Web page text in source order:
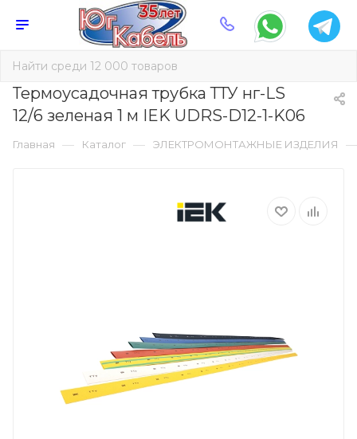
Термоусадочная трубка ТТУ нг-LS
12/6 зеленая 1 м IEK UDRS-D12-1-K06
Главная — Каталог — ЭЛЕКТРОМОНТАЖНЫЕ ИЗДЕЛИЯ —